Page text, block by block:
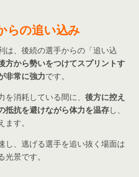
らの追い込み
は、後続の選手からの「追い込
方から勢いをつけてスプリントす
非常に強力です。
消耗している間に、 後方に控え
抵抗を避けながら体力を温存し、
す。
し、逃げる選手を追い抜く場面は
景です。